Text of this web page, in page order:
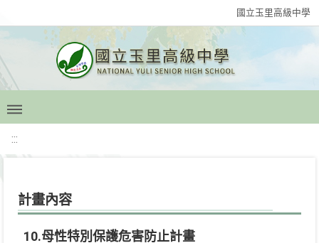
國立玉里高級中學
:::
計畫內容
10.母性特別保護危害防止計畫